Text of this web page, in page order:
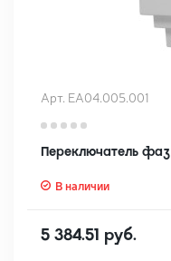
Арт. EA04.005.001
Переключатель фаз
В наличии
5 384.51 руб.